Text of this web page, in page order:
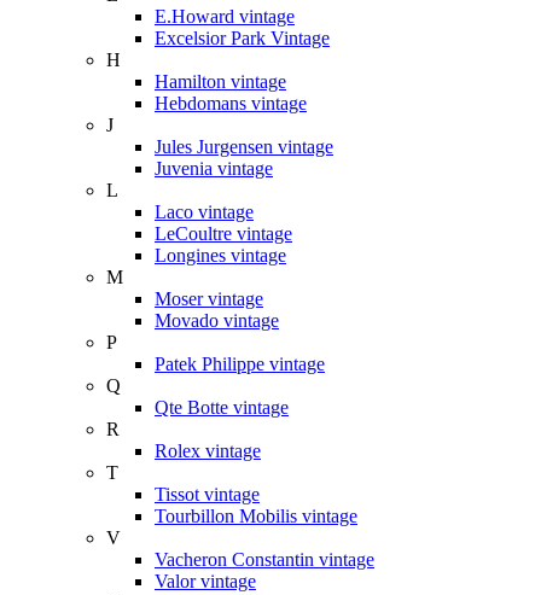
E.Howard vintage
Excelsior Park Vintage
H
Hamilton vintage
Hebdomans vintage
J
Jules Jurgensen vintage
Juvenia vintage
L
Laco vintage
LeCoultre vintage
Longines vintage
M
Moser vintage
Movado vintage
P
Patek Philippe vintage
Q
Qte Botte vintage
R
Rolex vintage
T
Tissot vintage
Tourbillon Mobilis vintage
V
Vacheron Constantin vintage
Valor vintage